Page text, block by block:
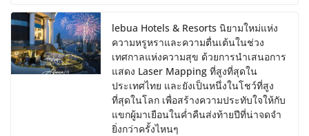
lebua Hotels & Resorts นิยามใหม่แห่ง
ความหรูหราและความตื่นเต้นในช่วง
เทศกาลแห่งความสุข ด้วยการนำเสนอการ
แสดง Laser Mapping ที่สูงที่สุดใน
ประเทศไทย และยังเป็นหนึ่งในโชว์ที่สูง
ที่สุดในโลก เพื่อสร้างความประทับใจให้กับ
แขกผู้มาเยือนในค่ำคืนส่งท้ายปีที่น่าจดจำ
ยิ่งกว่าครั้งไหนๆ